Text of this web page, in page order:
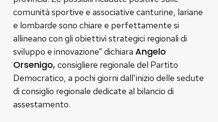
comunità sportive e associative canturine, lariane
e lombarde sono chiare e perfettamente si
allineano con gli obiettivi strategici regionali di
sviluppo e innovazione” dichiara Angelo
Orsenigo, consigliere regionale del Partito
Democratico, a pochi giorni dall’inizio delle sedute
di consiglio regionale dedicate al bilancio di
assestamento.